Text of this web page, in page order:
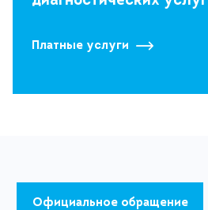
Платные услуги
Официальное обращение